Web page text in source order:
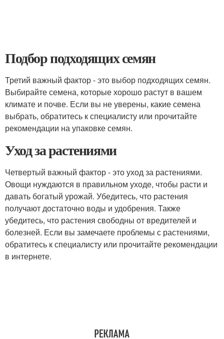
Подбор подходящих семян
Третий важный фактор - это выбор подходящих семян.
Выбирайте семена, которые хорошо растут в вашем
климате и почве. Если вы не уверены, какие семена
выбрать, обратитесь к специалисту или прочитайте
рекомендации на упаковке семян.
Уход за растениями
Четвертый важный фактор - это уход за растениями.
Овощи нуждаются в правильном уходе, чтобы расти и
давать богатый урожай. Убедитесь, что растения
получают достаточно воды и удобрения. Также
убедитесь, что растения свободны от вредителей и
болезней. Если вы замечаете проблемы с растениями,
обратитесь к специалисту или прочитайте рекомендации
в интернете.